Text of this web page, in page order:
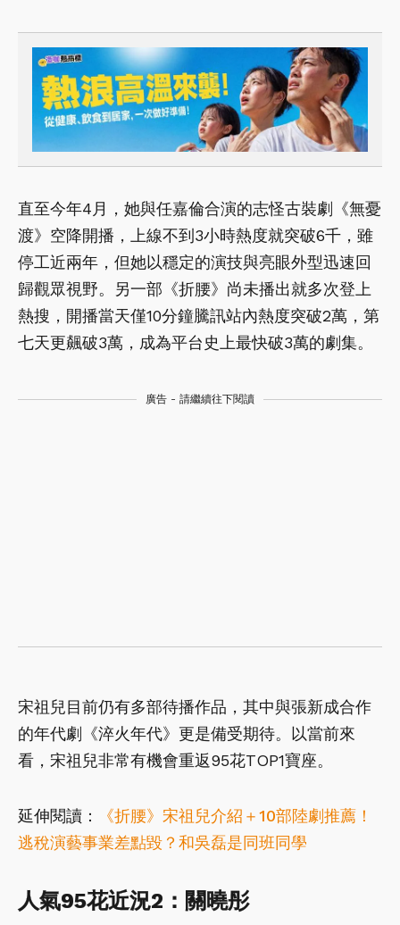
直至今年4月，她與任嘉倫合演的志怪古裝劇《無憂
渡》空降開播，上線不到3小時熱度就突破6千，雖
停工近兩年，但她以穩定的演技與亮眼外型迅速回
歸觀眾視野。另一部《折腰》尚未播出就多次登上
熱搜，開播當天僅10分鐘騰訊站內熱度突破2萬，第
七天更飆破3萬，成為平台史上最快破3萬的劇集。
廣告 - 請繼續往下閱讀
宋祖兒目前仍有多部待播作品，其中與張新成合作
的年代劇《淬火年代》更是備受期待。以當前來
看，宋祖兒非常有機會重返95花TOP1寶座。
延伸閱讀：
《折腰》宋祖兒介紹＋10部陸劇推薦！
逃稅演藝事業差點毀？和吳磊是同班同學
人氣95花近況2 ：關曉彤